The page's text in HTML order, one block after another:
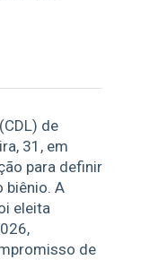
de
31, em
para definir
biênio. A
eleita
de